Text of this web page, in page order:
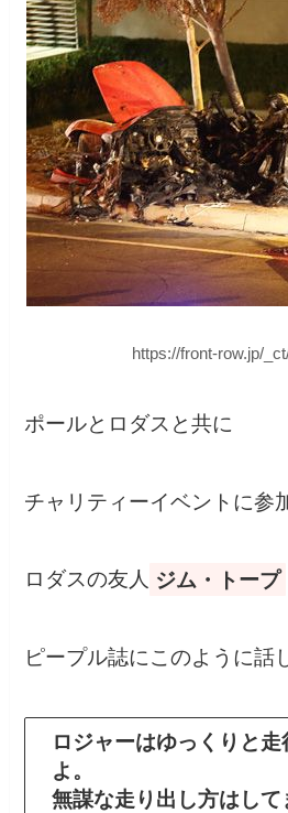
https://front-row.jp/
ポールとロダスと共に
チャリティーイベントに参
ロダスの友人 ジム・トープ
ピープル誌にこのように話
ロジャーはゆっくりと
よ。
無謀な走り出し方はして